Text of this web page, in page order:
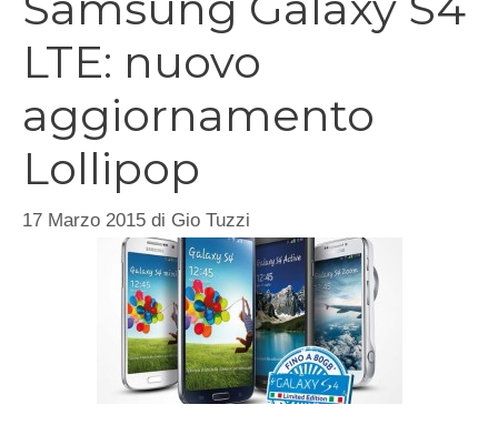
LTE: nuovo
aggiornamento
Lollipop
17 Marzo 2015 di Gio Tuzzi